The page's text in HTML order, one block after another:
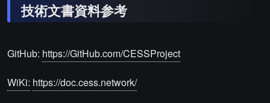
技術文書資料参考
GitHub: https://GitHub.com/CESSProject
WiKi: https://doc.cess.network/